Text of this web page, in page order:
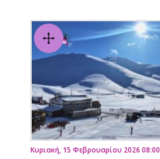
Κυριακή, 15 Φεβρουαρίου 2026 08:00